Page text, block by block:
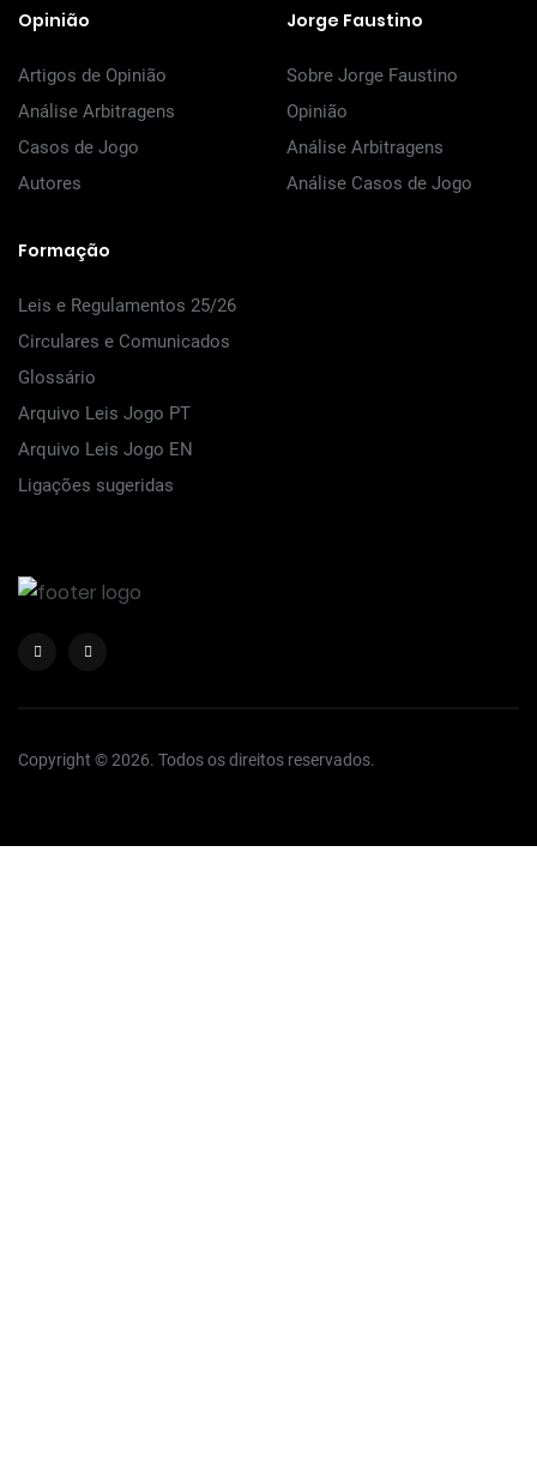
Opinião
Artigos de Opinião
Análise Arbitragens
Casos de Jogo
Autores
Jorge Faustino
Sobre Jorge Faustino
Opinião
Análise Arbitragens
Análise Casos de Jogo
Formação
Leis e Regulamentos 25/26
Circulares e Comunicados
Glossário
Arquivo Leis Jogo PT
Arquivo Leis Jogo EN
Ligações sugeridas
Copyright © 2026. Todos os direitos reservados.